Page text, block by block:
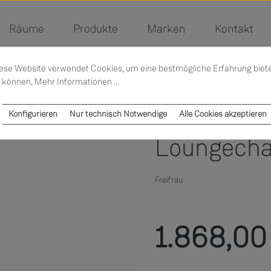
Räume Produkte Marken Kontakt
Freifrau
Website verwendet Cookies, um eine bestmögliche Erfahrung
können. Mehr Informationen ...
Nur technisch Notwendige
Konfigurieren Alle Cookies akzeptieren